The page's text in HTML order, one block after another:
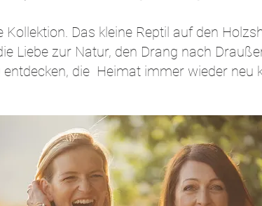
Das kleine Reptil auf den
Liebe zur Natur, den Drang nach
die Heimat immer wieder neu